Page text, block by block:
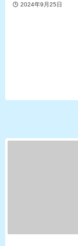
2024年9月25日